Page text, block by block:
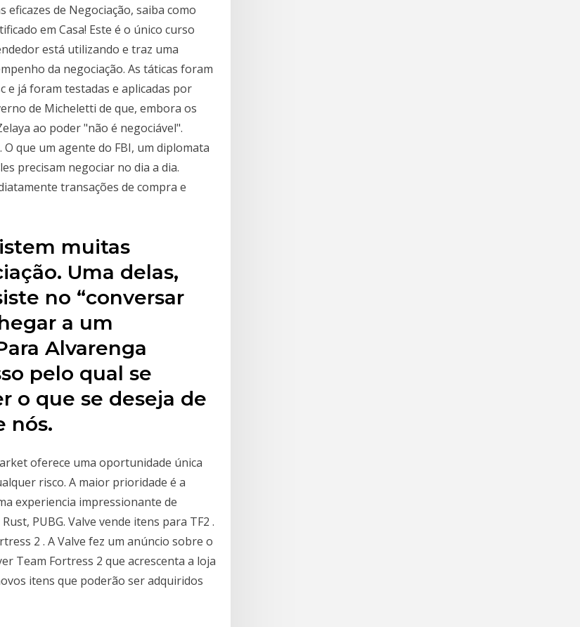
eficazes de Negociação, saiba como
em Casa! Este é o único curso
está utilizando e traz uma
da negociação. As táticas foram
e já foram testadas e aplicadas por
de Micheletti de que, embora os
ao poder "não é negociável".
que um agente do FBI, um diplomata
precisam negociar no dia a dia.
transações de compra e
muitas
Uma delas,
no “conversar
a um
Alvarenga
pelo qual se
o que se deseja de
nós.
oferece uma oportunidade única
risco. A maior prioridade é a
experiencia impressionante de
PUBG. Valve vende itens para TF2 .
2 . A Valve fez um anúncio sobre o
Team Fortress 2 que acrescenta a loja
itens que poderão ser adquiridos